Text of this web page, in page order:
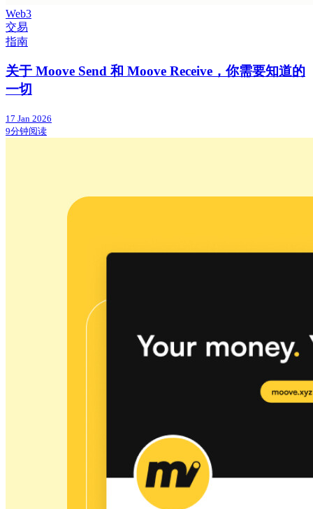
Web3
交易
指南
关于 Moove Send 和 Moove Receive，你需要知道的
一切
17 Jan 2026
9分钟阅读